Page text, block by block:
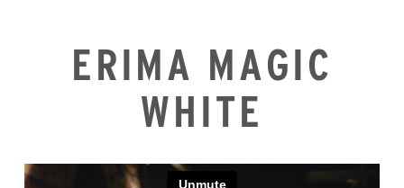
ERIMA MAGIC
WHITE